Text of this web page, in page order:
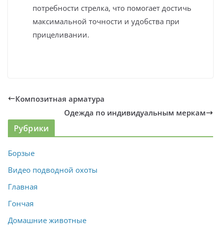
потребности стрелка, что помогает достичь
максимальной точности и удобства при
прицеливании.
Композитная арматура
Одежда по индивидуальным меркам
Рубрики
Борзые
Видео подводной охоты
Главная
Гончая
Домашние животные